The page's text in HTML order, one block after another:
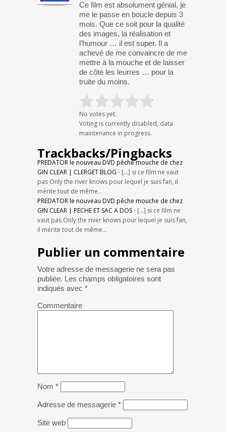
Ce film est absolument génial, je
me le passe en boucle depuis 3
mois. Que ce soit pour la qualité
des images, la réalisation et
l’humour … il est super. Il a
achevé de me convaincre de me
mettre à la mouche et de laisser
de côté les leurres … pour la
truite du moins.
No votes yet.
Voting is currently disabled, data
maintenance in progress.
Trackbacks/Pingbacks
PREDATOR le nouveau DVD pêche mouche de chez
GIN CLEAR | CLERGET BLOG - [...] si ce film ne vaut
pas Only the river knows pour lequel je suis fan, il
mérite tout de même…
PREDATOR le nouveau DVD pêche mouche de chez
GIN CLEAR | PECHE ET SAC A DOS- […] si ce film ne
vaut pas Only the river knows pour lequel je suis fan,
il mérite tout de même…
Publier un commentaire
Votre adresse de messagerie ne sera pas
publiée. Les champs obligatoires sont
indiqués avec *
Commentaire
Nom *
Adresse de messagerie *
Site web